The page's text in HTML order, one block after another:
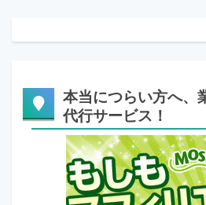
本当につらい方へ、
代行サービス！